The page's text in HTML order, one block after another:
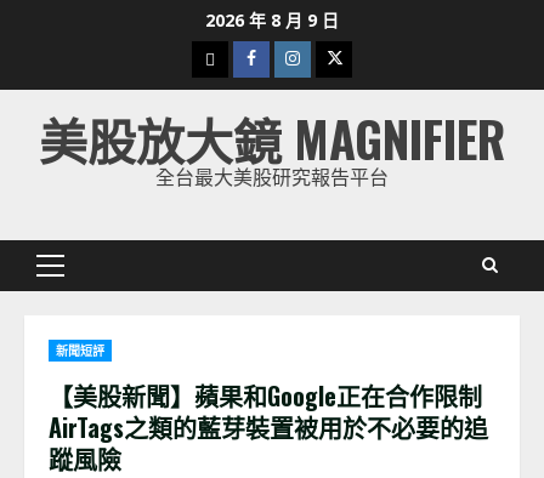
2026 年 8 月 9 日
下
載
美
股
Facebook
Instagram
Twitter
美股放大鏡 MAGNIFIER
全台最大美股研究報告平台
Primary
新聞短評
【美股新聞】蘋果和Google正在合作限制
AirTags之類的藍芽裝置被用於不必要的追
蹤風險